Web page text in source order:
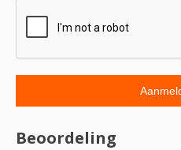
Beoordeling